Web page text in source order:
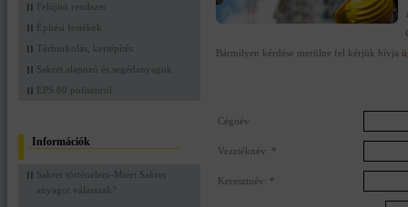
Felújító rendszer
Építési festékek
Térburkolás, kertépítés
Sakret alapozó és segédanyagok
EPS 80 polisztirol
Információk
Sakret történelem-Miért Sakret
anyagot válasszak?
Bármilyen kérdése merülne fel kérjük hívja
Cégnév
Vezetéknév: *
Keresztnév: *